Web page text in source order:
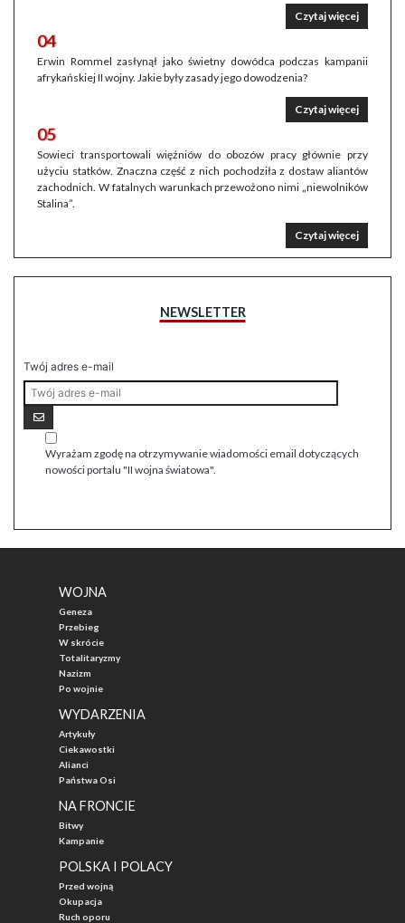
Czytaj więcej
04
Erwin Rommel zasłynął jako świetny dowódca podczas kampanii
afrykańskiej II wojny. Jakie były zasady jego dowodzenia?
Czytaj więcej
05
Sowieci transportowali więźniów do obozów pracy głównie przy
użyciu statków. Znaczna część z nich pochodziła z dostaw aliantów
zachodnich. W fatalnych warunkach przewożono nimi „niewolników
Stalina”.
Czytaj więcej
NEWSLETTER
Twój adres e-mail
Wyrażam zgodę na otrzymywanie wiadomości email dotyczących
nowości portalu "II wojna światowa".
WOJNA
Geneza
Przebieg
W skrócie
Totalitaryzmy
Nazizm
Po wojnie
WYDARZENIA
Artykuły
Ciekawostki
Alianci
Państwa Osi
NA FRONCIE
Bitwy
Kampanie
POLSKA I POLACY
Przed wojną
Okupacja
Ruch oporu